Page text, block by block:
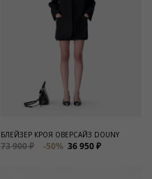
БЛЕЙЗЕР КРОЯ ОВЕРСАЙЗ DOUNY
73 900 ₽ -50% 36 950 ₽